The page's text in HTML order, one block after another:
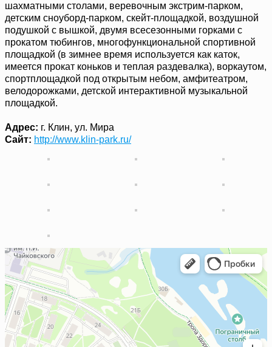
шахматными столами, веревочным экстрим-парком,
детским сноуборд-парком, скейт-площадкой, воздушной
подушкой с вышкой, двумя всесезонными горками с
прокатом тюбингов, многофункциональной спортивной
площадкой (в зимнее время используется как каток,
имеется прокат коньков и теплая раздевалка), воркаутом,
спортплощадкой под открытым небом, амфитеатром,
велодорожками, детской интерактивной музыкальной
площадкой.
Адрес: г. Клин, ул. Мира
Сайт: http://www.klin-park.ru/